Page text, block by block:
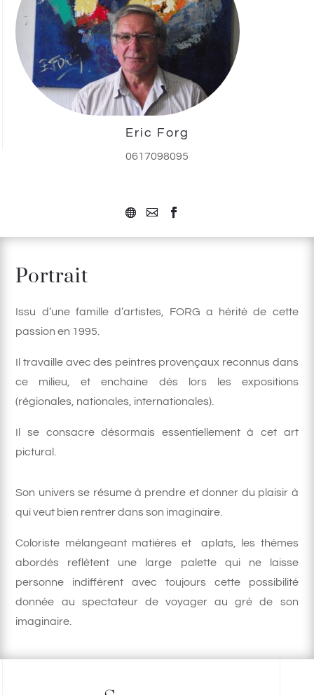
Eric Forg
0617098095
Portrait
Issu d’une famille d’artistes, FORG a hérité de cette
passion en 1995.
Il travaille avec des peintres provençaux reconnus dans
ce milieu, et enchaine dès lors les expositions
(régionales, nationales, internationales).
Il se consacre désormais essentiellement à cet art
pictural.
Son univers se résume à prendre et donner du plaisir à
qui veut bien rentrer dans son imaginaire.
Coloriste mélangeant matières et aplats, les thèmes
abordés reflètent une large palette qui ne laisse
personne indifférent avec toujours cette possibilité
donnée au spectateur de voyager au gré de son
imaginaire.